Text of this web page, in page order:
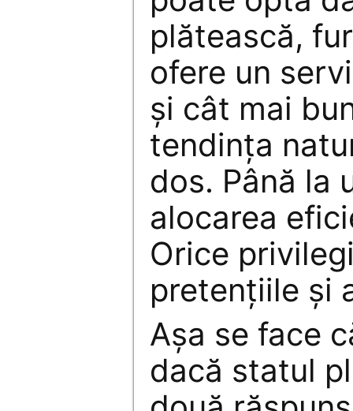
plătească,
ofere un
şi cât mai
tendinţa
dos. Până la
alocarea
Orice
pretenţiile şi
Aşa se face
dacă statul